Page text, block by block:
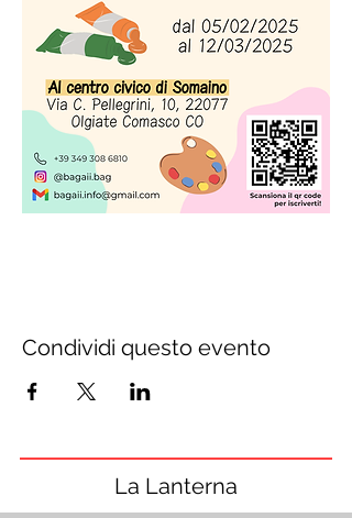
Condividi questo evento
La Lanterna